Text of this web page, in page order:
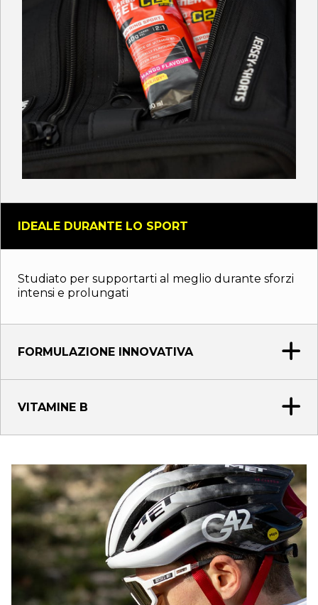
IDEALE DURANTE LO SPORT
Studiato per supportarti al meglio durante sforzi
intensi e prolungati
FORMULAZIONE INNOVATIVA
VITAMINE B